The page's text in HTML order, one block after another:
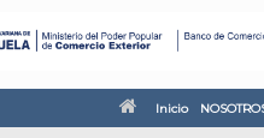
Inicio